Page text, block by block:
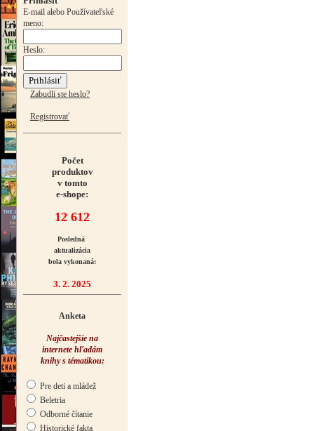
E-mail alebo Používateľské
meno:
Heslo:
Zabudli ste heslo?
Registrovať
Počet
produktov
v tomto
e-shope:
12 612
Posledná
aktualizácia
bola vykonaná:
3. 2. 2025
Anketa
Najčastejšie na
internete hľadám
knihy s tématikou:
Pre deti a mládež
Beletria
Odborné čítanie
Historické fakta